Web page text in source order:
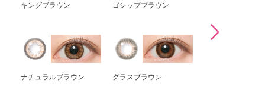
キングブラウン ゴシップブラウン
ナチュラルブラウン グラスブラウン